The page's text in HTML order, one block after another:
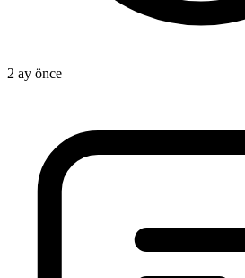
2 ay önce